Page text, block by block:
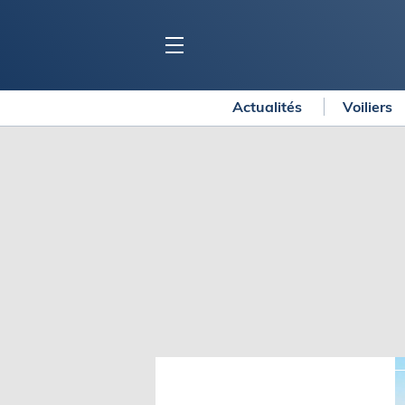
Voiliers
Actualités Voiliers